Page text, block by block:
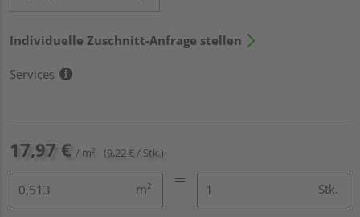
Individuelle Zuschnitt-Anfrage stellen
Services
17,97 € / m² (9,22 € / Stk.)
m² Stk.